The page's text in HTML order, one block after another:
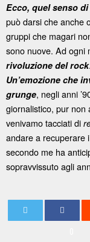
Ecco, quel senso
può darsi che anche
gruppi che magari
sono nuove. Ad ogni
rivoluzione del rock
Un’emozione che
grunge, negli anni
giornalistico, pur non
venivamo tacciati di
andare a recuperare i
secondo me ha
sopravvissuto agli